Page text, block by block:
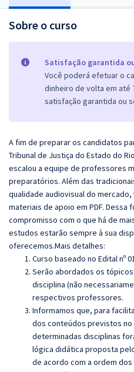
Sobre o curso
Satisfação garantida
Você poderá efetuar o
dinheiro de volta em até
satisfação garantida ou
A fim de preparar os candidatos
Tribunal de Justiça do Estado do
escalou a equipe de professores
preparatórios. Além das
qualidade audiovisual do
materiais de apoio em PDF. Dessa
compromisso com o que há de
estudos estarão sempre à sua
oferecemos.Mais detalhes:
Curso baseado no Edital nº
Serão abordados os
disciplina (não
respectivos professores.
Informamos que, para
dos conteúdos previstos
determinadas disciplinas
lógica didática proposta
de acordo com a ordem